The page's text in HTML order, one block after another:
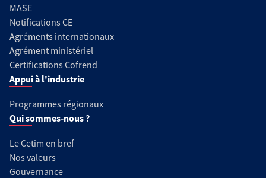
MASE
Notifications CE
Agréments internationaux
Agrément ministériel
Certifications Cofrend
Appui à l'industrie
Programmes régionaux
Qui sommes-nous ?
Le Cetim en bref
Nos valeurs
Gouvernance